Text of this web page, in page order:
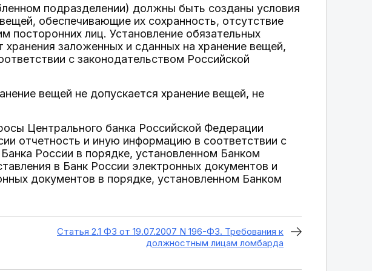
подразделении) должны быть созданы условия
обеспечивающие их сохранность, отсутствие
посторонних лиц. Установление обязательных
заложенных и сданных на хранение вещей,
с законодательством Российской
вещей не допускается хранение вещей, не
Центрального банка Российской Федерации
отчетность и иную информацию в соответствии с
России в порядке, установленном Банком
в Банк России электронных документов и
документов в порядке, установленном Банком
Статья 2.1 ФЗ от 19.07.2007 N 196-ФЗ. Требования к
должностным лицам ломбарда